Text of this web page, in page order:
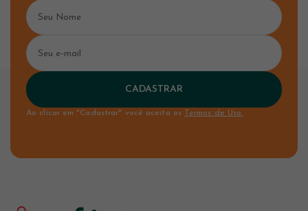
CADASTRAR
Ao clicar em "Cadastrar" você aceita os Termos de Uso.